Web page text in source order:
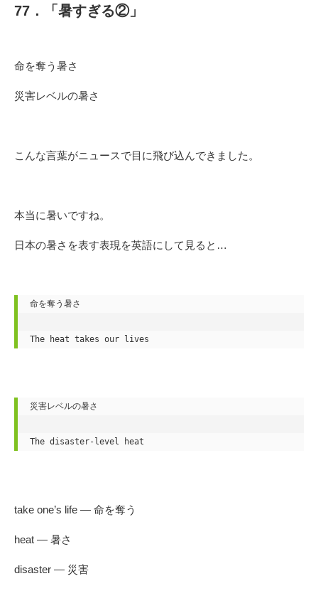
77．「暑すぎる②」
命を奪う暑さ
災害レベルの暑さ
こんな言葉がニュースで目に飛び込んできました。
本当に暑いですね。
日本の暑さを表す表現を英語にして見ると…
命を奪う暑さ
The heat takes our lives
災害レベルの暑さ
The disaster-level heat
take one’s life — 命を奪う
heat — 暑さ
disaster — 災害